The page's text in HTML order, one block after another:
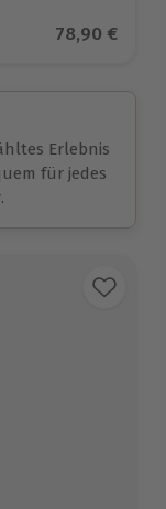
Aktueller
78,90 €
Erlebnis
für jedes